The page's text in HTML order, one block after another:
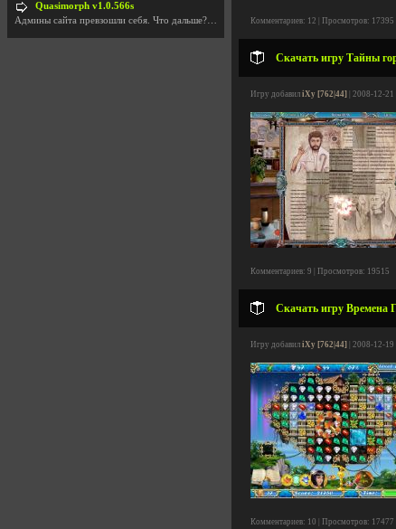
Комментариев: 12 | Просмотров: 17395
Скачать игру Тайны
Игру добавил iXy [762|44] | 2008-12-21 |
Комментариев: 9 | Просмотров: 19515
Скачать игру Времена
Игру добавил iXy [762|44] | 2008-12-19 |
Комментариев: 10 | Просмотров: 17477
Quasimorph v1.0.566s
Админы сайта превзошли себя. Что дальше? Засунь се